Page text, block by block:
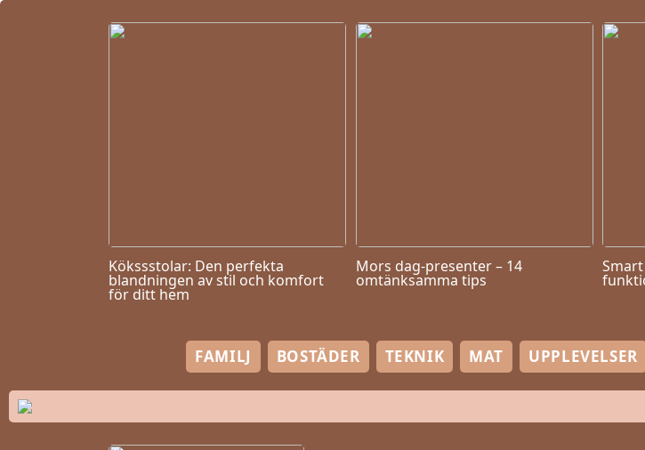
Kökssstolar: Den perfekta
blandningen av stil och komfort
för ditt hem
Mors dag-presenter – 14
omtänksamma tips
FAMILJ BOSTÄDER TEKNIK MAT UPPLEVELSER